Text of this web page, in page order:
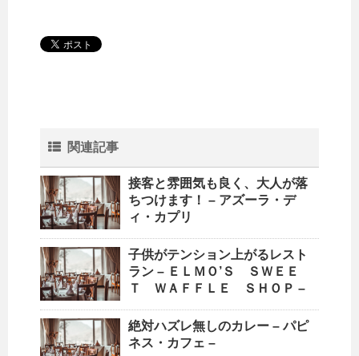
関連記事
接客と雰囲気も良く、大人が落
ちつけます！ – アズーラ・デ
ィ・カプリ
子供がテンション上がるレスト
ラン – ＥＬＭＯ’Ｓ ＳＷＥＥ
Ｔ ＷＡＦＦＬＥ ＳＨＯＰ –
絶対ハズレ無しのカレー – パピ
ネス・カフェ –